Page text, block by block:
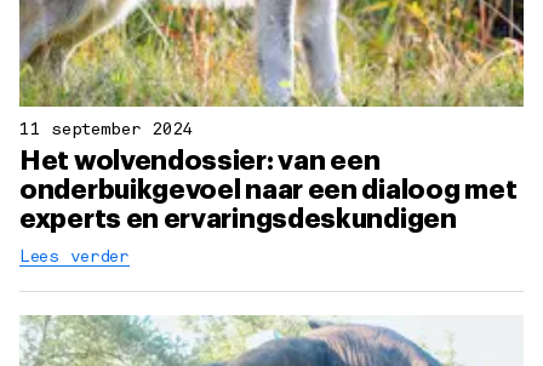
11 september 2024
Het wolvendossier: van een
onderbuikgevoel naar een dialoog met
experts en ervaringsdeskundigen
Lees verder